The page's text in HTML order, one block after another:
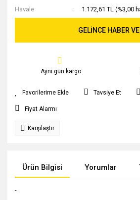
Havale
1.172,61 TL (%3,00
GELİNCE HABER
Aynı gün kargo
Tavsiye Et
Fiyat Alarmı
Karşılaştır
Ürün Bilgisi Yorumlar
-